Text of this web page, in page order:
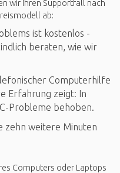
wir Ihren Supportfall nach
ab:
ist kostenlos -
beraten, wie wir
Computerhilfe
Erfahrung zeigt: In
Probleme behoben.
zehn weitere Minuten
Computers oder Laptops